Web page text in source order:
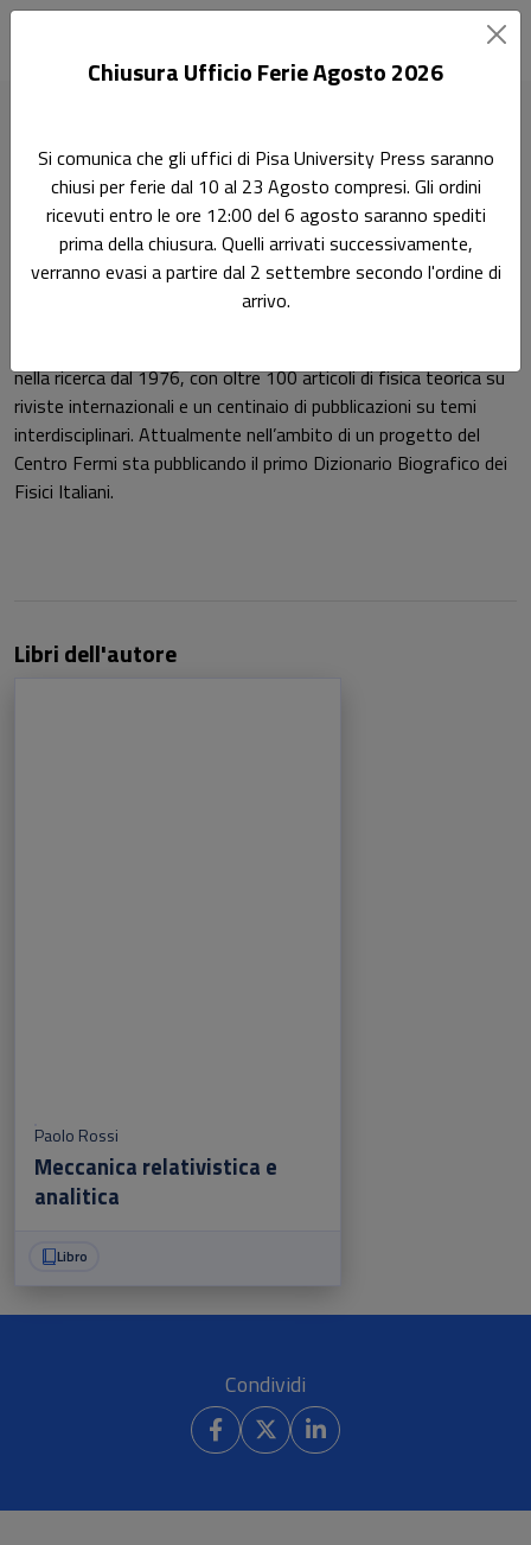
Paolo Rossi
Pagina di Paolo Rossi
nella ricerca dal 1976, con oltre 100 articoli di fisica teorica su
riviste internazionali e un centinaio di pubblicazioni su temi
interdisciplinari. Attualmente nell’ambito di un progetto del
Centro Fermi sta pubblicando il primo Dizionario Biografico dei
Fisici Italiani.
Libri dell'autore
Paolo Rossi
Meccanica relativistica e
analitica
Libro
Condividi
Chiusura Ufficio Ferie Agosto 2026
Si comunica che gli uffici di Pisa University Press saranno
chiusi per ferie dal 10 al 23 Agosto compresi. Gli ordini
ricevuti entro le ore 12:00 del 6 agosto saranno spediti
prima della chiusura. Quelli arrivati successivamente,
verranno evasi a partire dal 2 settembre secondo l'ordine di
arrivo.